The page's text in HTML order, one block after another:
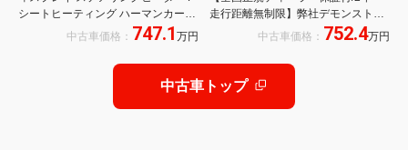
シートヒーティング ハーマンカード
ン ヘッドアップディスプレイ Apple
中古車価格： 747.1 万円
走行距離無制限】弊社デモンストレ
ーションカー ハーマンカードンスピ
全方位障害物センサー ステアリング
ヒーター
中古車価格： 752.4万円
中古車トップ